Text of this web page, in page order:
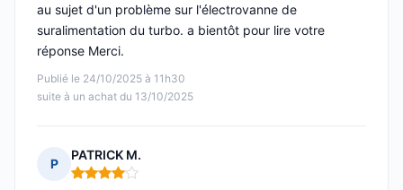
Publié le 24/10/2025 à 11h30
suite à un achat du 13/10/2025
au sujet d'un problème sur l'électrovanne de
suralimentation du turbo. a bientôt pour lire votre
réponse Merci.
P
PATRICK M.
Note : 4 sur 5